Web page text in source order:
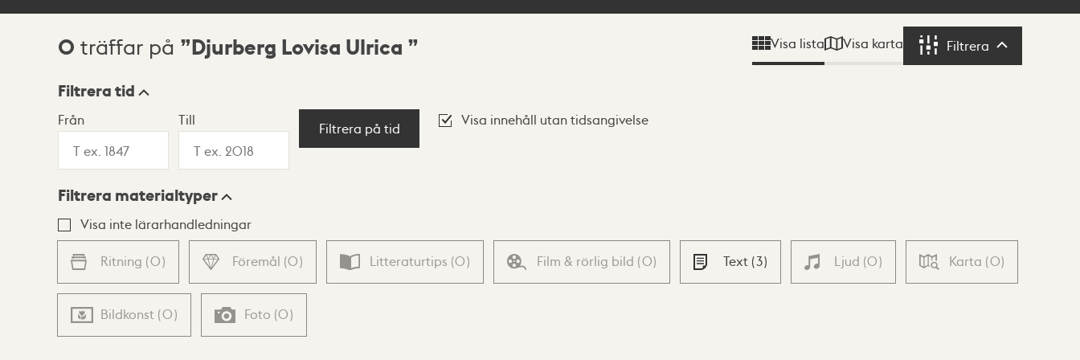
Sökresultat
0 träffar på Djurberg Lovisa Ulrica Visa lista Visa karta Filtrera Filtrera
Visningsläge
Lista Karta
Filtrera tid
Från Till
Filtrera på tid
Visa innehåll utan tidsangivelse
Filtrera materialtyper
Visa inte lärarhandledningar
Ritning (0) Föremål (0) Litteraturtips (0) Film & rörlig bild (0) Text (3) Ljud (0) Karta (0)
Bildkonst (0) Foto (0)